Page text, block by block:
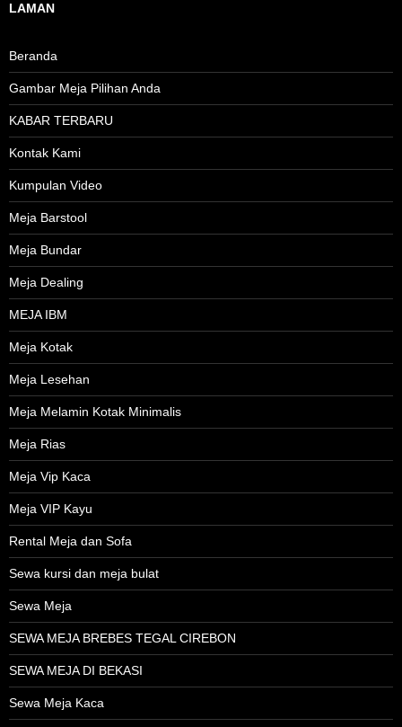
LAMAN
Beranda
Gambar Meja Pilihan Anda
KABAR TERBARU
Kontak Kami
Kumpulan Video
Meja Barstool
Meja Bundar
Meja Dealing
MEJA IBM
Meja Kotak
Meja Lesehan
Meja Melamin Kotak Minimalis
Meja Rias
Meja Vip Kaca
Meja VIP Kayu
Rental Meja dan Sofa
Sewa kursi dan meja bulat
Sewa Meja
SEWA MEJA BREBES TEGAL CIREBON
SEWA MEJA DI BEKASI
Sewa Meja Kaca